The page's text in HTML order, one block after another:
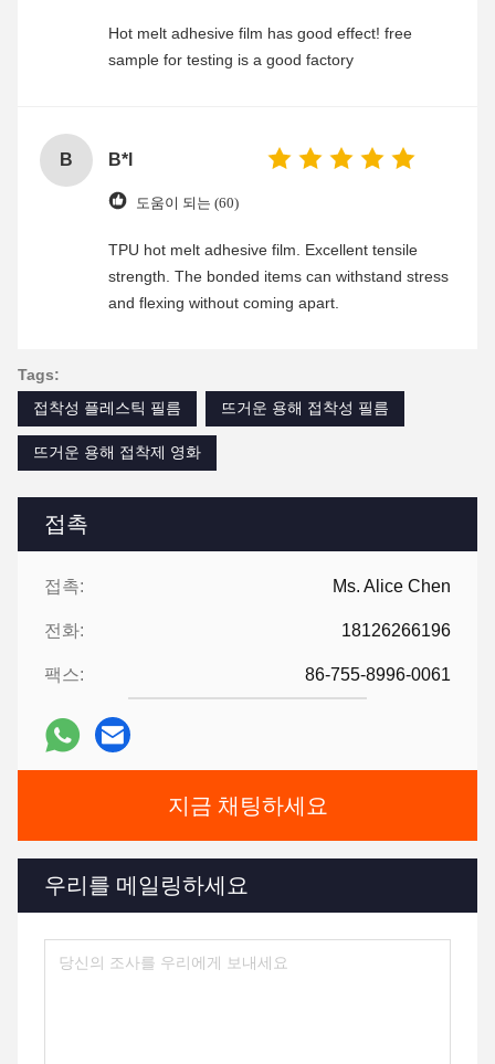
접촉
접촉: Ms. Alice Chen
전화: 18126266196
팩스: 86-755-8996-0061
지금 채팅하세요
우리를 메일링하세요
Hot melt adhesive film has good effect! free
sample for testing is a good factory
B B*l
도움이 되는 (60)
TPU hot melt adhesive film. Excellent tensile
strength. The bonded items can withstand stress
and flexing without coming apart.
Tags:
접착성 플레스틱 필름
뜨거운 용해 접착성 필름
뜨거운 용해 접착제 영화